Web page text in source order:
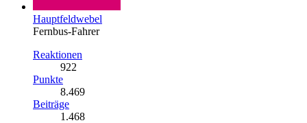
Hauptfeldwebel
Fernbus-Fahrer
Reaktionen
922
Punkte
8.469
Beiträge
1.468